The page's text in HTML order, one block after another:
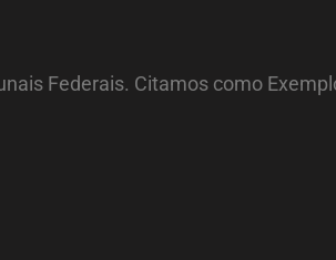
Federais. Citamos como